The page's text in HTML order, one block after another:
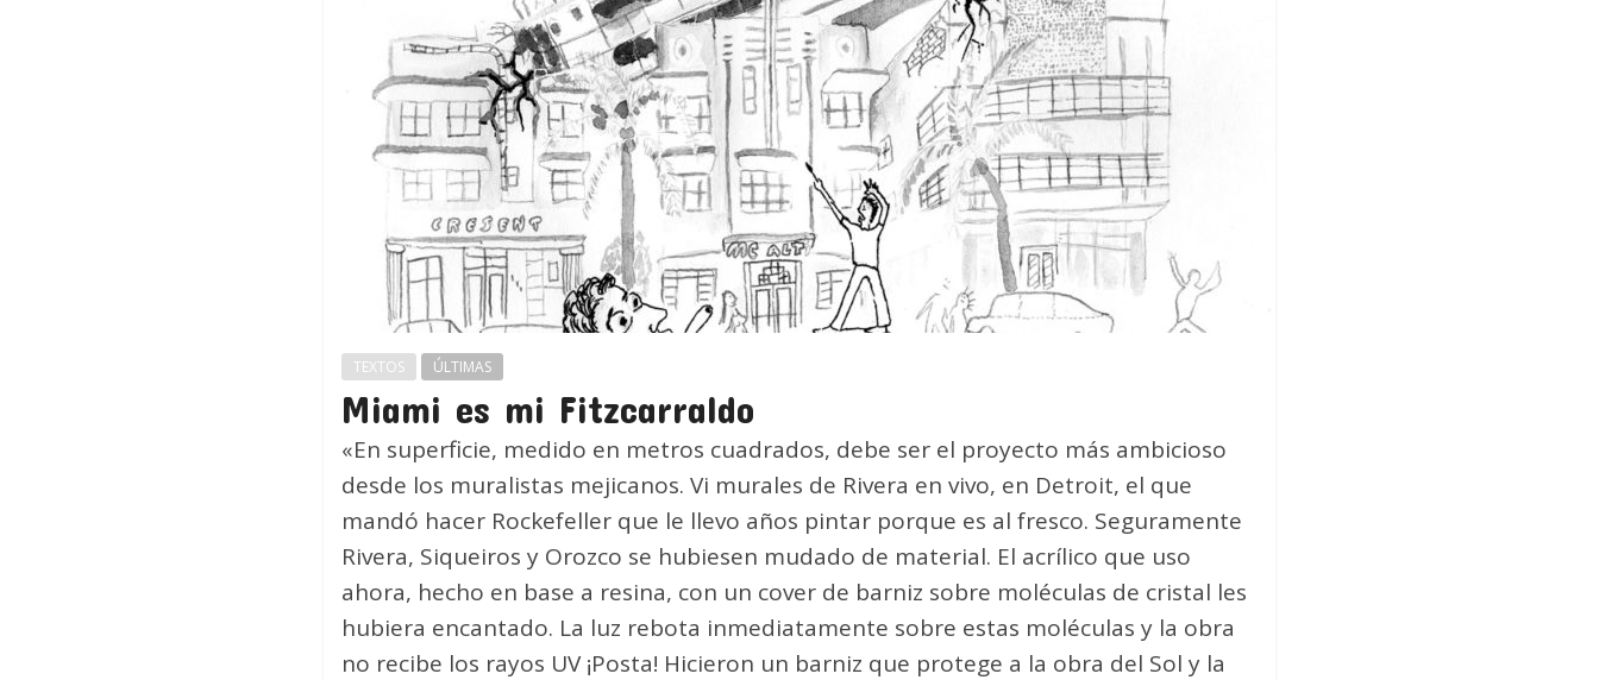
TEXTOS ÚLTIMAS
Miami es mi Fitzcarraldo
«En superficie, medido en metros cuadrados, debe ser el proyecto más ambicioso
desde los muralistas mejicanos. Vi murales de Rivera en vivo, en Detroit, el que
mandó hacer Rockefeller que le llevo años pintar porque es al fresco. Seguramente
Rivera, Siqueiros y Orozco se hubiesen mudado de material. El acrílico que uso
ahora, hecho en base a resina, con un cover de barniz sobre moléculas de cristal les
hubiera encantado. La luz rebota inmediatamente sobre estas moléculas y la obra
no recibe los rayos UV ¡Posta! Hicieron un barniz que protege a la obra del Sol y la